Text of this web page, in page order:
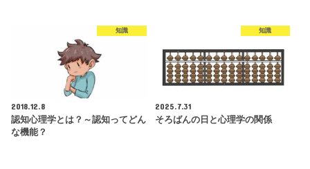
知識
2018.12.8
認知心理学とは？～認知ってどん
な機能？
知識
2025.7.31
そろばんの日と心理学の関係